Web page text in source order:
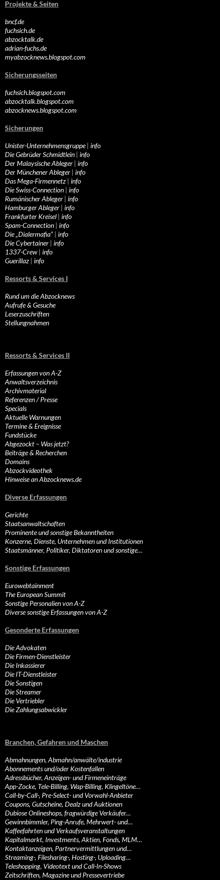
Projekte & Seiten
bncf.de
fuchsich.de
abzocktalk.de
adrian-fuchs.de
myabzocknews.blogspot.com
Sicherungsseiten
fuchsich.blogspot.com
abzocktalk.blogspot.com
abzocknews.blogspot.com
Sicherungen
Unister-Unternehmensgruppe| info
Die Gebrüder Schmidtlein | info
Der Malaysische Ableger | info
Der Münchener Ableger | info
Das Mega-Firmennetz | info
Die Swiss-Connection | info
Rumänischer Ableger | info
Hamburger Ableger | info
Frankfurter Kreisel | info
Spam-Connection | info
Die „Dialermafia“ | info
Die Cybertainer | info
1337-Crew | info
Guerillaz | info
Ressorts & Services I
Rund um die Abzocknews
Aufrufe & Gesuche
Leserzuschriften
Stellungnahmen
Ressorts & Services II
Erfassungen von A-Z
Anwaltsverzeichnis
Archivmaterial
Referenzen / Presse
Specials
Aktuelle Warnungen
Termine & Ereignisse
Fundstücke
Abgezockt – Was jetzt?
Beiträge & Recherchen
Domains
Abzockvideothek
Hinweise an Abzocknews.de
Diverse Erfassungen
Gerichte
Staatsanwaltschaften
Prominente und sonstige Bekanntheiten
Konzerne, Dienste, Unternehmen und Institutionen
Staatsmänner, Politiker, Diktatoren und sonstige…
Sonstige Erfassungen
Eurowebtainment
The European Summit
Sonstige Personalien von A-Z
Diverse sonstige Erfassungen von A-Z
Gesonderte Erfassungen
Die Advokaten
Die Firmen-Dienstleister
Die Inkassierer
Die IT-Dienstleister
Die Sonstigen
Die Streamer
Die Vertriebler
Die Zahlungsabwickler
Branchen, Gefahren und Maschen
Abmahnungen, Abmahn/anwälte/industrie
Abonnements und/oder Kostenfallen
Adressbücher, Anzeigen- und Firmeneinträge
App-Zocke, Tele-Billing, Wap-Billing, Klingeltöne…
Call-by-Call-, Pre-Select- und Vorwahl-Anbieter
Coupons, Gutscheine, Dealz und Auktionen
Dubiose Onlineshops, fragwürdige Verkäufer…
Gewinnbimmler, Ping-Anrufe, Mehrwert- und…
Kaffeefahrten und Verkaufsveranstaltungen
Kapitalmarkt, Investments, Aktien, Fonds, MLM…
Kontaktanzeigen, Partnervermittlungen und…
Streaming-, Filesharing-, Hosting-, Uploading…
Teleshopping, Videotext und Call-In-Shows
Zeitschriften, Magazine und Pressevertriebe